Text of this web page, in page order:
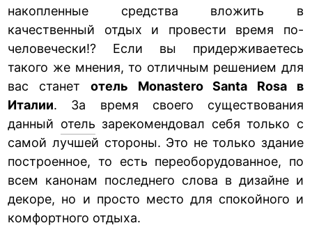
накопленные средства вложить в
качественный отдых и провести время по-
человечески!? Если вы придерживаетесь
такого же мнения, то отличным решением для
вас станет отель Monastero Santa Rosa в
Италии. За время своего существования
данный отель зарекомендовал себя только с
самой лучшей стороны. Это не только здание
построенное, то есть переоборудованное, по
всем канонам последнего слова в дизайне и
декоре, но и просто место для спокойного и
комфортного отдыха.